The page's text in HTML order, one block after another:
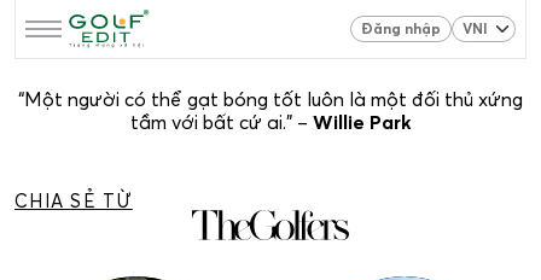
Đăng nhập
“Một người có thể gạt bóng tốt luôn là một đối thủ xứng
tầm với bất cứ ai.” – Willie Park
CHIA SẺ TỪ